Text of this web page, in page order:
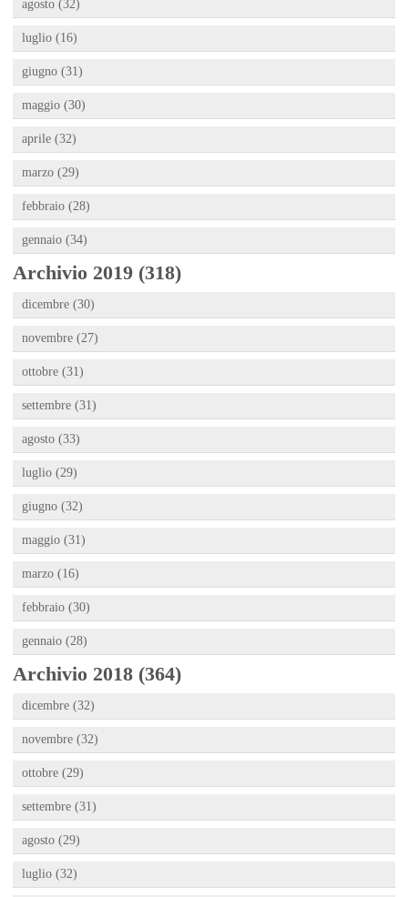
agosto (32)
luglio (16)
giugno (31)
maggio (30)
aprile (32)
marzo (29)
febbraio (28)
gennaio (34)
Archivio 2019 (318)
dicembre (30)
novembre (27)
ottobre (31)
settembre (31)
agosto (33)
luglio (29)
giugno (32)
maggio (31)
marzo (16)
febbraio (30)
gennaio (28)
Archivio 2018 (364)
dicembre (32)
novembre (32)
ottobre (29)
settembre (31)
agosto (29)
luglio (32)